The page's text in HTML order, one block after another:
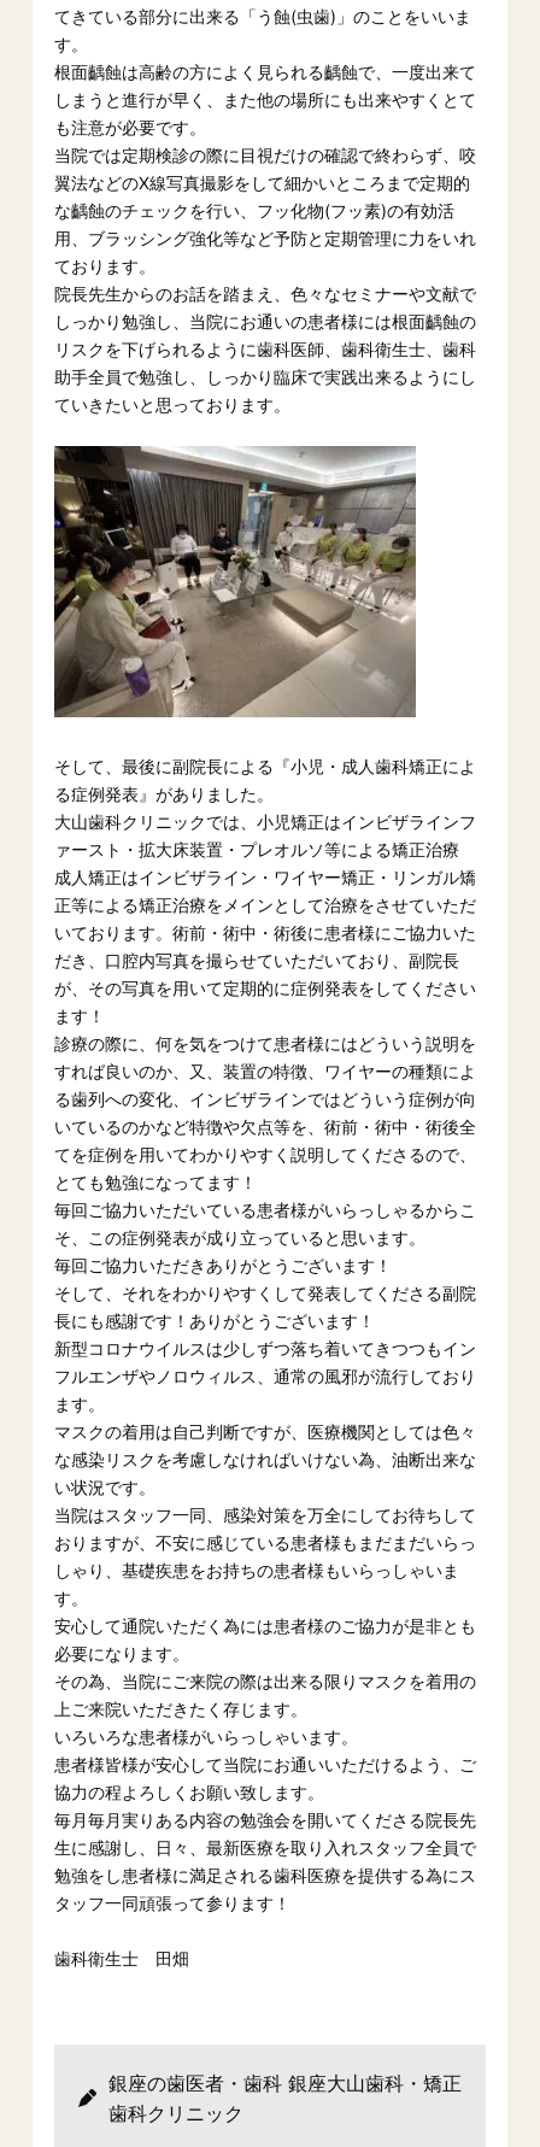
てきている部分に出来る「う蝕(虫歯)」のことをいいま
す。
根面齲蝕は高齢の方によく見られる齲蝕で、一度出来て
しまうと進行が早く、また他の場所にも出来やすくとて
も注意が必要です。
当院では定期検診の際に目視だけの確認で終わらず、咬
翼法などのX線写真撮影をして細かいところまで定期的
な齲蝕のチェックを行い、フッ化物(フッ素)の有効活
用、ブラッシング強化等など予防と定期管理に力をいれ
ております。
院長先生からのお話を踏まえ、色々なセミナーや文献で
しっかり勉強し、当院にお通いの患者様には根面齲蝕の
リスクを下げられるように歯科医師、歯科衛生士、歯科
助手全員で勉強し、しっかり臨床で実践出来るようにし
ていきたいと思っております。
そして、最後に副院長による『小児・成人歯科矯正によ
る症例発表』がありました。
大山歯科クリニックでは、小児矯正はインビザラインフ
ァースト・拡大床装置・プレオルソ等による矯正治療
成人矯正はインビザライン・ワイヤー矯正・リンガル矯
正等による矯正治療をメインとして治療をさせていただ
いております。術前・術中・術後に患者様にご協力いた
だき、口腔内写真を撮らせていただいており、副院長
が、その写真を用いて定期的に症例発表をしてください
ます！
診療の際に、何を気をつけて患者様にはどういう説明を
すれば良いのか、又、装置の特徴、ワイヤーの種類によ
る歯列への変化、インビザラインではどういう症例が向
いているのかなど特徴や欠点等を、術前・術中・術後全
てを症例を用いてわかりやすく説明してくださるので、
とても勉強になってます！
毎回ご協力いただいている患者様がいらっしゃるからこ
そ、この症例発表が成り立っていると思います。
毎回ご協力いただきありがとうございます！
そして、それをわかりやすくして発表してくださる副院
長にも感謝です！ありがとうございます！
新型コロナウイルスは少しずつ落ち着いてきつつもイン
フルエンザやノロウィルス、通常の風邪が流行しており
ます。
マスクの着用は自己判断ですが、医療機関としては色々
な感染リスクを考慮しなければいけない為、油断出来な
い状況です。
当院はスタッフ一同、感染対策を万全にしてお待ちして
おりますが、不安に感じている患者様もまだまだいらっ
しゃり、基礎疾患をお持ちの患者様もいらっしゃいま
す。
安心して通院いただく為には患者様のご協力が是非とも
必要になります。
その為、当院にご来院の際は出来る限りマスクを着用の
上ご来院いただきたく存じます。
いろいろな患者様がいらっしゃいます。
患者様皆様が安心して当院にお通いいただけるよう、ご
協力の程よろしくお願い致します。
毎月毎月実りある内容の勉強会を開いてくださる院長先
生に感謝し、日々、最新医療を取り入れスタッフ全員で
勉強をし患者様に満足される歯科医療を提供する為にス
タッフ一同頑張って参ります！
歯科衛生士 田畑
銀座の歯医者・歯科 銀座大山歯科・矯正
歯科クリニック